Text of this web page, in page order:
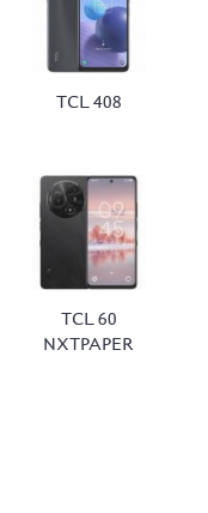
TCL 408
TCL 60
NXTPAPER